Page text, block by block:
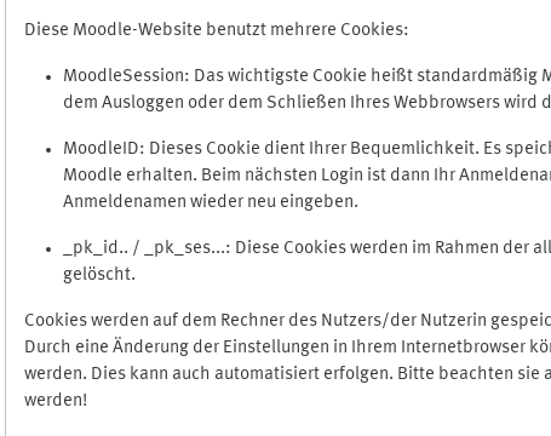
Diese Moodle-Website benutzt mehrere Cookies:
MoodleSession: Das wichtigste Cookie heißt standardmäßig
dem Ausloggen oder dem Schließen Ihres Webbrowsers wird
MoodleID: Dieses Cookie dient Ihrer Bequemlichkeit. Es
Moodle erhalten. Beim nächsten Login ist dann Ihr
Anmeldenamen wieder neu eingeben.
_pk_id.. / _pk_ses...: Diese Cookies werden im Rahmen der
gelöscht.
Cookies werden auf dem Rechner des Nutzers/der Nutzerin
Durch eine Änderung der Einstellungen in Ihrem Internetbrowser
werden. Dies kann auch automatisiert erfolgen. Bitte beachten
werden!